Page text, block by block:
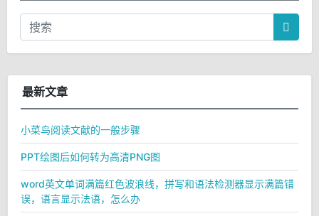
最新文章
小菜鸟阅读文献的一般步骤
PPT绘图后如何转为高清PNG图
word英文单词满篇红色波浪线，拼写和语法检测器显示满篇错
误，语言显示法语，怎么办